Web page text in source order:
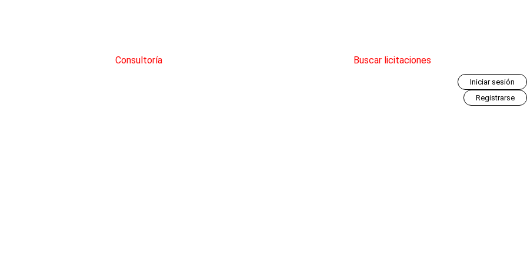
Consultoría Buscar licitaciones
Iniciar sesión
Registrarse